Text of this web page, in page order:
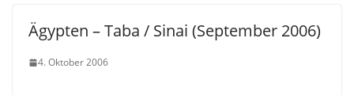
Ägypten – Taba / Sinai (September 2006)
4. Oktober 2006